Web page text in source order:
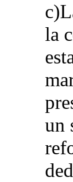
la
un